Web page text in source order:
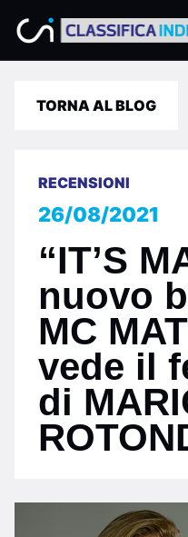
TORNA AL BLOG
RECENSIONI
26/08/2021
“IT’S
nuovo
MC
vede il
di